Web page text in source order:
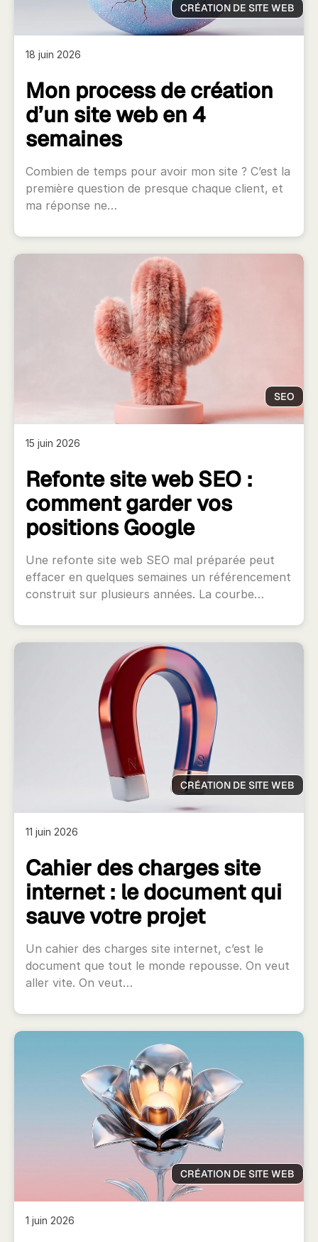
CRÉATION DE SITE WEB
18 juin 2026
Mon process de création
d’un site web en 4
semaines
Combien de temps pour avoir mon site ? C’est la
première question de presque chaque client, et
ma réponse ne…
SEO
15 juin 2026
Refonte site web SEO :
comment garder vos
positions Google
Une refonte site web SEO mal préparée peut
effacer en quelques semaines un référencement
construit sur plusieurs années. La courbe…
CRÉATION DE SITE WEB
11 juin 2026
Cahier des charges site
internet : le document qui
sauve votre projet
Un cahier des charges site internet, c’est le
document que tout le monde repousse. On veut
aller vite. On veut…
CRÉATION DE SITE WEB
1 juin 2026